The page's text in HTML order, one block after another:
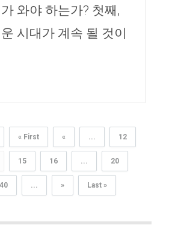
와야 하는가? 첫째,
시대가 계속 될 것이
« First « ... 12
15 16 ... 20
40 ... » Last »